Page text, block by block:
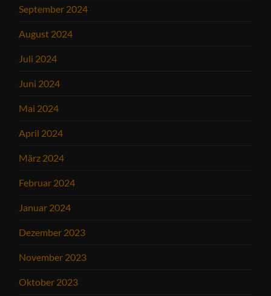
September 2024
August 2024
Juli 2024
Juni 2024
Mai 2024
April 2024
März 2024
Februar 2024
Januar 2024
Dezember 2023
November 2023
Oktober 2023